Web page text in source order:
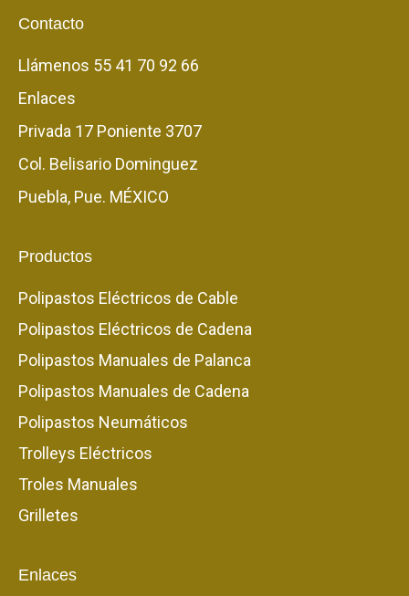
Contacto
Llámenos 55 41 70 92 66
Enlaces
Privada 17 Poniente 3707
Col. Belisario Dominguez
Puebla, Pue. MÉXICO
Productos
Polipastos Eléctricos de Cable
Polipastos Eléctricos de Cadena
Polipastos Manuales de Palanca
Polipastos Manuales de Cadena
Polipastos Neumáticos
Trolleys Eléctricos
Troles Manuales
Grilletes
Enlaces